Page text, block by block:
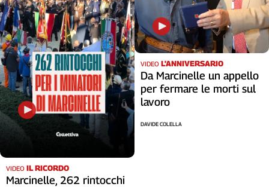
VIDEO IL RICORDO
Marcinelle, 262 rintocchi
VIDEO L'ANNIVERSARIO
Da Marcinelle un appello
per fermare le morti sul
lavoro
DAVIDE COLELLA